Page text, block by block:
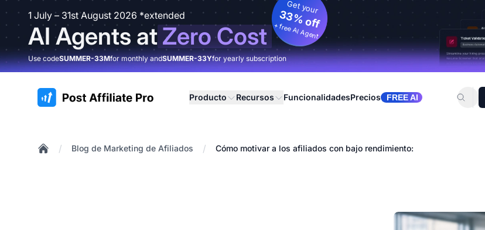
1 July – 31st August 2026 *extended
AI Agents atZero Cost
Get your
33% off
+ free AI Agent
Use codeSUMMER-33Mfor monthly andSUMMER-33Yfor yearly subscription
:site.title Producto Recursos FuncionalidadesPrecios FREE AI
/ Blog de Marketing de Afiliados / Cómo motivar a los afiliados con bajo rendimiento: